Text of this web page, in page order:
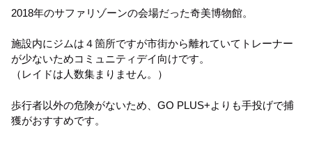
2018年のサファリゾーンの会場だった奇美博物館。
施設内にジムは４箇所ですが市街から離れていてトレーナー
が少ないためコミュニティデイ向けです。
（レイドは人数集まりません。）
歩行者以外の危険がないため、GO PLUS+よりも手投げで捕
獲がおすすめです。